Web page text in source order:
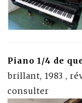
Piano 1/4 de
brillant, 1983 ,
consulter